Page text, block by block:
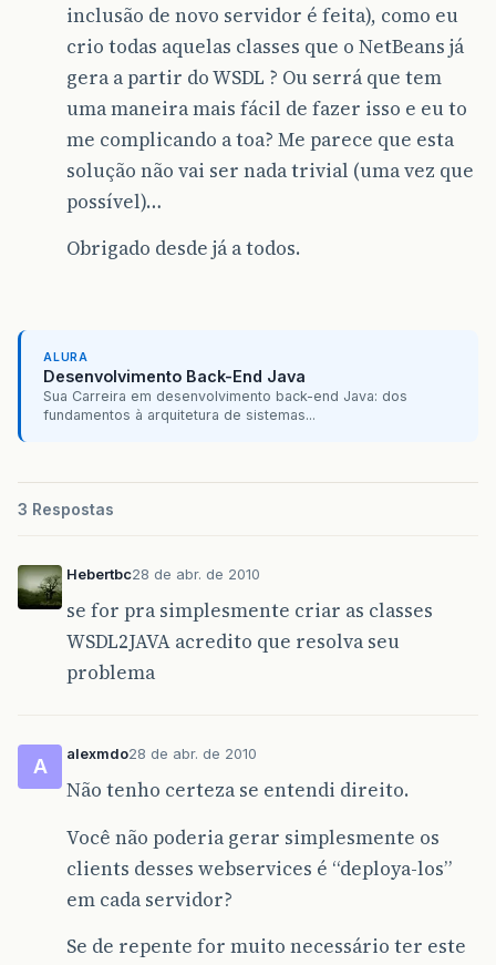
inclusão de novo servidor é feita), como eu
crio todas aquelas classes que o NetBeans já
gera a partir do WSDL ? Ou serrá que tem
uma maneira mais fácil de fazer isso e eu to
me complicando a toa? Me parece que esta
solução não vai ser nada trivial (uma vez que
possível)…
Obrigado desde já a todos.
ALURA
Desenvolvimento Back-End Java
Sua Carreira em desenvolvimento back-end Java: dos
fundamentos à arquitetura de sistemas...
3 Respostas
Hebertbc28 de abr. de 2010
se for pra simplesmente criar as classes
WSDL2JAVA acredito que resolva seu
problema
A
alexmdo28 de abr. de 2010
Não tenho certeza se entendi direito.
Você não poderia gerar simplesmente os
clients desses webservices é “deploya-los”
em cada servidor?
Se de repente for muito necessário ter este